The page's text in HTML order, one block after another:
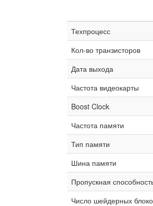
Техпроцесс
Кол-во транзисторов
Дата выхода
Частота видеокарты
Boost Clock
Частота памяти
Тип памяти
Шина памяти
Пропускная
Число шейдерных